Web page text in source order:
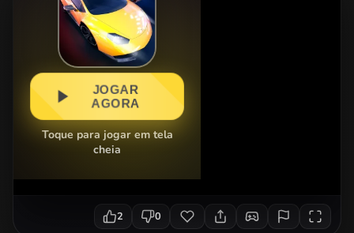
JOGAR
AGORA
Toque para jogar em tela
cheia
2 0